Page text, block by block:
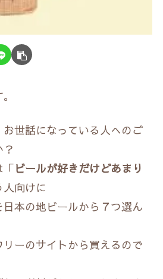
世話になっている人へのご
「ビールが好きだけどあまり
人向けに
本の地ビールから７つ選ん
ーのサイトから買えるので